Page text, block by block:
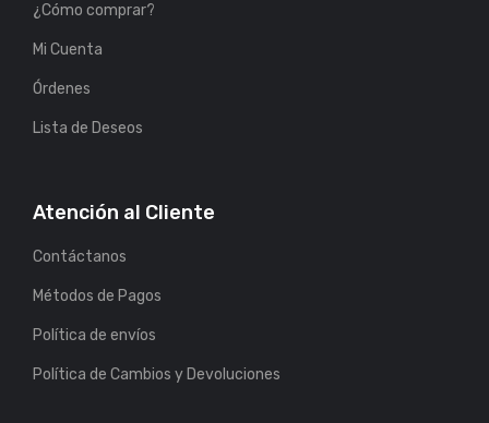
¿Cómo comprar?
Mi Cuenta
Órdenes
Lista de Deseos
Atención al Cliente
Contáctanos
Métodos de Pagos
Política de envíos
Política de Cambios y Devoluciones